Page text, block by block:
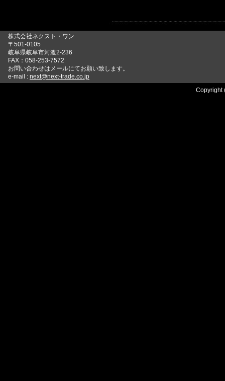
株式会社ネクスト・ワン
〒501-0105
岐阜県岐阜市河渡2-236
FAX：058-253-7572
お問い合わせはメールにてお願い致します。
e-mail : next@next-trade.co.jp
Copyright